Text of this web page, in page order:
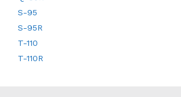
S-95
S-95R
T-110
T-110R